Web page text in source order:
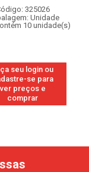
325026
Unidade
10 unidade(s)
seu login ou
se para
ver preços e
comprar